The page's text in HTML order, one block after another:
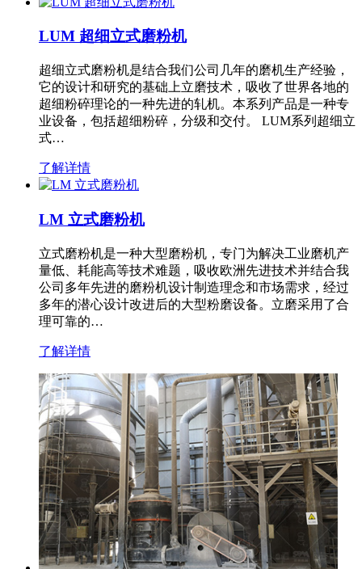
LUM 超细立式磨粉机
超细立式磨粉机是结合我们公司几年的磨机生产经验，
它的设计和研究的基础上立磨技术，吸收了世界各地的
超细粉碎理论的一种先进的轧机。本系列产品是一种专
业设备，包括超细粉碎，分级和交付。 LUM系列超细立
式…
了解详情
LM 立式磨粉机
立式磨粉机是一种大型磨粉机，专门为解决工业磨机产
量低、耗能高等技术难题，吸收欧洲先进技术并结合我
公司多年先进的磨粉机设计制造理念和市场需求，经过
多年的潜心设计改进后的大型粉磨设备。立磨采用了合
理可靠的…
了解详情